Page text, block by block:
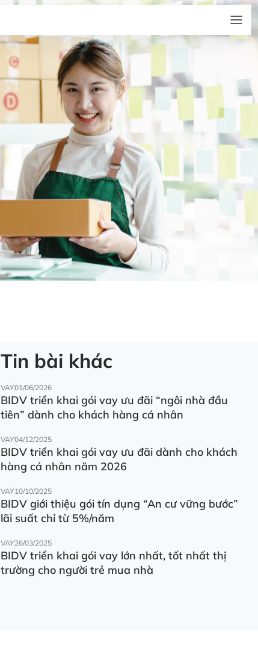
Tin bài khác
VAY01/06/2026
BIDV triển khai gói vay ưu đãi “ngôi nhà đầu
tiên” dành cho khách hàng cá nhân
VAY04/12/2025
BIDV triển khai gói vay ưu đãi dành cho khách
hàng cá nhân năm 2026
VAY10/10/2025
BIDV giới thiệu gói tín dụng “An cư vững bước”
lãi suất chỉ từ 5%/năm
VAY26/03/2025
BIDV triển khai gói vay lớn nhất, tốt nhất thị
trường cho người trẻ mua nhà